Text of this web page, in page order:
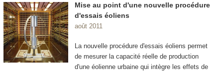
Mise au point d'une nouvelle procédure
d'essais éoliens
août 2011
La nouvelle procédure d'essais éoliens permet
de mesurer la capacité réelle de production
d'une éolienne urbaine qui intègre les effets de